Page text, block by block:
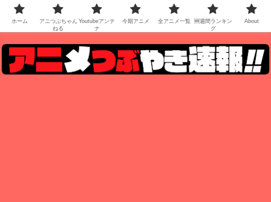
ホーム
アニつぶちゃん
ねる
Youtubeアンテ
ナ
今期アニメ 全アニメ一覧
🆕週間ランキン
グ
About